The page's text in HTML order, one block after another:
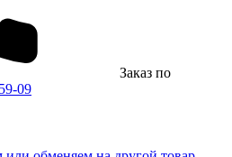
Заказ по
09